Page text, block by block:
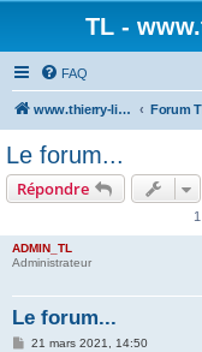
TL -
FAQ
www.thierry-lingueglia.com Forum
Le forum...
Répondre
ADMIN_TL
Administrateur
Le forum...
M21 mars 2021, 14:50